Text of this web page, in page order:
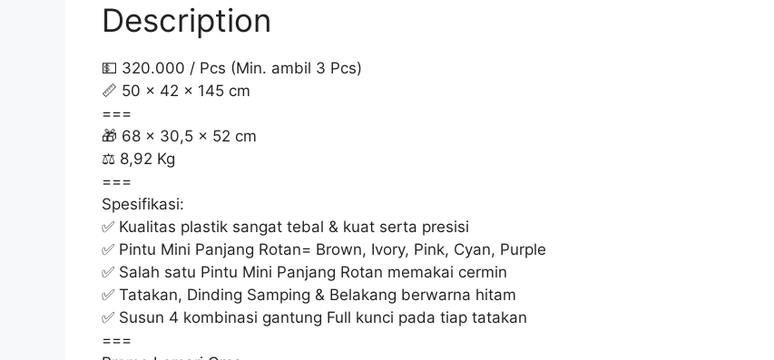
Description
💵 320.000 / Pcs (Min. ambil 3 Pcs)
📏 50 x 42 x 145 cm
===
🎁 68 x 30,5 x 52 cm
⚖️ 8,92 Kg
===
Spesifikasi:
✅ Kualitas plastik sangat tebal & kuat serta presisi
✅ Pintu Mini Panjang Rotan= Brown, Ivory, Pink, Cyan, Purple
✅ Salah satu Pintu Mini Panjang Rotan memakai cermin
✅ Tatakan, Dinding Samping & Belakang berwarna hitam
✅ Susun 4 kombinasi gantung Full kunci pada tiap tatakan
===